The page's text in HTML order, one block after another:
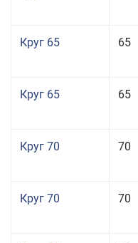
Круг 65 65
Круг 65 65
Круг 70 70
Круг 70 70